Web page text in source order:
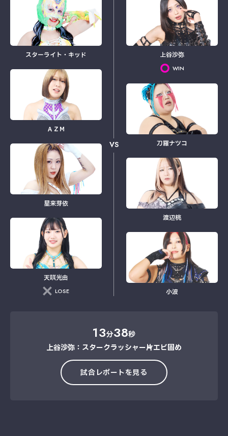
スターライト・キッド
ＡＺＭ
星来芽依
天咲光由
LOSE
VS
上谷沙弥
WIN
刀羅ナツコ
渡辺桃
小波
13分38秒
上谷沙弥：スタークラッシャー→片エビ固め
試合レポートを見る